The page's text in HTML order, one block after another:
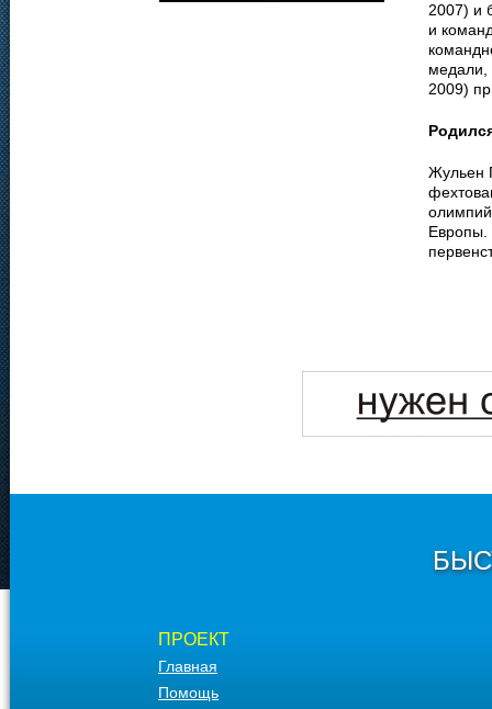
2007) и
и
медали,
2009)
Жульен
Европы.
ПРОЕКТ
Главная
Помощь